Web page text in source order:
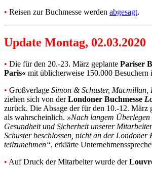
• Reisen zur Buchmesse werden abgesagt.
Update Montag, 02.03.2020
• Die für den 20.-23. März geplante Pariser
Paris« mit üblicherweise 150.000 Besuchern
• Großverlage Simon & Schuster, Macmillan,
ziehen sich von derLondoner Buchmesse
zurück. Die Absage der für den 10.-12. März
als wahrscheinlich. »Nach langem
Gesundheit und Sicherheit unserer
Schuster beschlossen, nicht an der Londoner
teilzunehmen“, erklärte
• Auf Druck der Mitarbeiter wurde der